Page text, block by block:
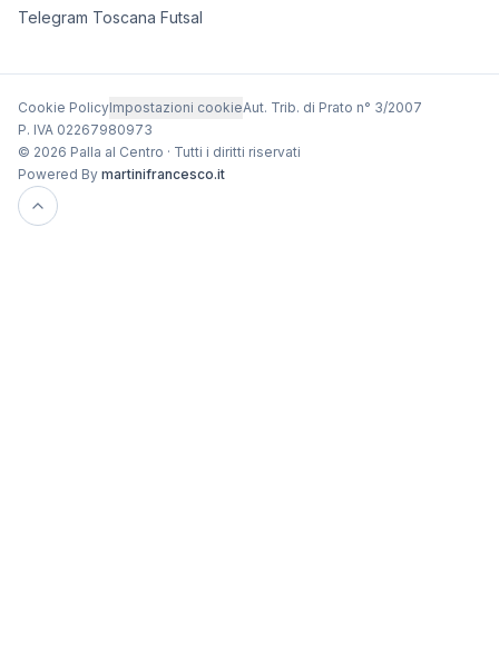
Telegram Toscana Futsal
Cookie PolicyImpostazioni cookieAut. Trib. di Prato n° 3/2007
P. IVA 02267980973
© 2026 Palla al Centro · Tutti i diritti riservati
Powered By martinifrancesco.it